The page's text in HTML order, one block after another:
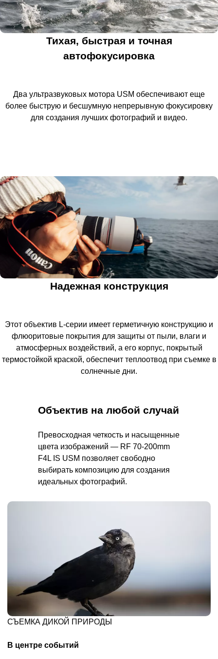
Тихая, быстрая и точная
автофокусировка
Два ультразвуковых мотора USM обеспечивают еще
более быструю и бесшумную непрерывную фокусировку
для создания лучших фотографий и видео.
Надежная конструкция
Этот объектив L-серии имеет герметичную конструкцию и
флюоритовые покрытия для защиты от пыли, влаги и
атмосферных воздействий, а его корпус, покрытый
термостойкой краской, обеспечит теплоотвод при съемке в
солнечные дни.
Объектив на любой случай
Превосходная четкость и насыщенные
цвета изображений — RF 70-200mm
F4L IS USM позволяет свободно
выбирать композицию для создания
идеальных фотографий.
СЪЕМКА ДИКОЙ ПРИРОДЫ
В центре событий